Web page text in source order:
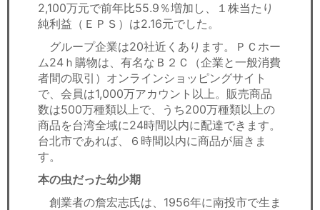
ＩＴ
飲食店情報
2,100万元で前年比55.9％増加し、１株当たり
純利益（ＥＰＳ）は2.16元でした。
グループ企業は20社近くあります。ＰＣホー
ム24ｈ購物は、有名なＢ２Ｃ（企業と一般消費
者間の取引）オンラインショッピングサイト
で、会員は1,000万アカウント以上。販売商品
数は500万種類以上で、うち200万種類以上の
商品を台湾全域に24時間以内に配達できます。
台北市であれば、６時間以内に商品が届きま
す。
本の虫だった幼少期
創業者の詹宏志氏は、1956年に南投市で生ま